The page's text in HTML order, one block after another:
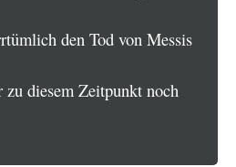
den Tod von Messis
zu diesem Zeitpunkt noch